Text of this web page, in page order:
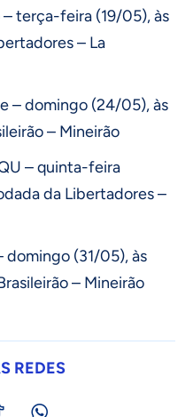
– terça-feira (19/05), às
– La
– domingo (24/05), às
– Mineirão
– quinta-feira
da Libertadores –
domingo (31/05), às
– Mineirão
REDES